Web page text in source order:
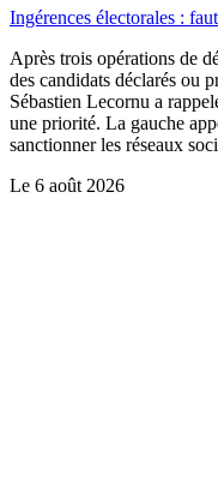
Ingérences électorales :
Après trois opérations de
des candidats déclarés ou
Sébastien Lecornu a
une priorité. La gauche
sanctionner les réseaux
Le 6 août 2026